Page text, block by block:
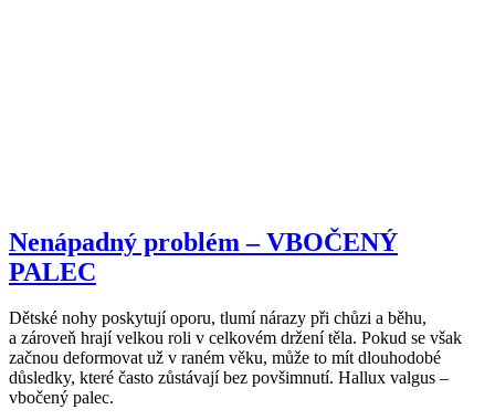
Nenápadný problém – VBOČENÝ
PALEC
Dětské nohy poskytují oporu, tlumí nárazy při chůzi a běhu,
a zároveň hrají velkou roli v celkovém držení těla. Pokud se však
začnou deformovat už v raném věku, může to mít dlouhodobé
důsledky, které často zůstávají bez povšimnutí. Hallux valgus –
vbočený palec.